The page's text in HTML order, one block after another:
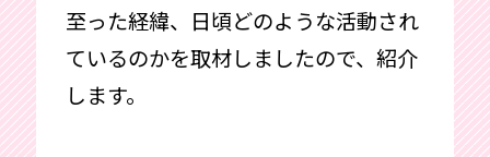
至った経緯、日頃どのような活動され
ているのかを取材しましたので、紹介
します。